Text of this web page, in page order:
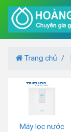
Trang chủ
Máy lọc nước